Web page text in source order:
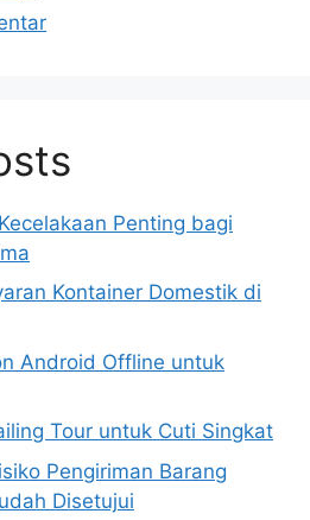
Penting bagi
Kontainer Domestik di
Android Offline untuk
Tour untuk Cuti Singkat
Pengiriman Barang
Disetujui